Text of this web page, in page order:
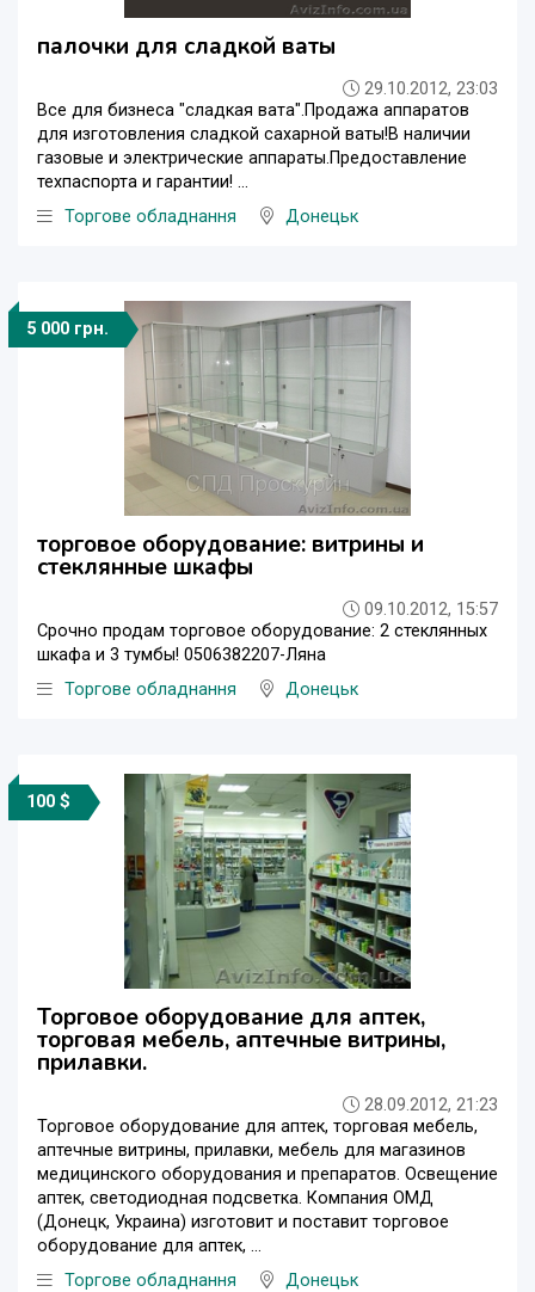
палочки для сладкой ваты
29.10.2012, 23:03
Все для бизнеса "сладкая вата".Продажа аппаратов
для изготовления сладкой сахарной ваты!В наличии
газовые и электрические аппараты.Предоставление
техпаспорта и гарантии! ...
Торгове обладнання
Донецьк
5 000 грн.
торговое оборудование: витрины и
стеклянные шкафы
09.10.2012, 15:57
Срочно продам торговое оборудование: 2 стеклянных
шкафа и 3 тумбы! 0506382207-Ляна
Торгове обладнання
Донецьк
100 $
Торговое оборудование для аптек,
торговая мебель, аптечные витрины,
прилавки.
28.09.2012, 21:23
Торговое оборудование для аптек, торговая мебель,
аптечные витрины, прилавки, мебель для магазинов
медицинского оборудования и препаратов. Освещение
аптек, светодиодная подсветка. Компания ОМД
(Донецк, Украина) изготовит и поставит торговое
оборудование для аптек, ...
Торгове обладнання
Донецьк